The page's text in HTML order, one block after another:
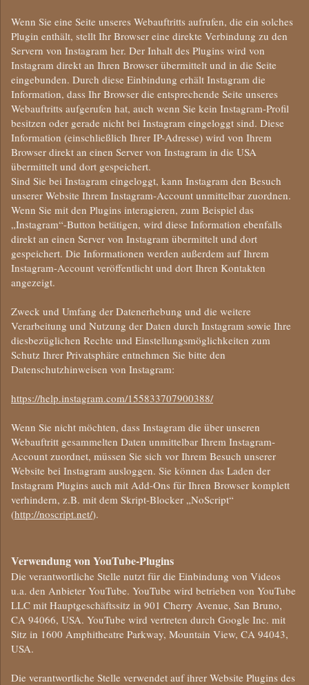
Wenn Sie eine Seite unseres Webauftritts aufrufen, die ein solches
Plugin enthält, stellt Ihr Browser eine direkte Verbindung zu den
Servern von Instagram her. Der Inhalt des Plugins wird von
Instagram direkt an Ihren Browser übermittelt und in die Seite
eingebunden. Durch diese Einbindung erhält Instagram die
Information, dass Ihr Browser die entsprechende Seite unseres
Webauftritts aufgerufen hat, auch wenn Sie kein Instagram-Profil
besitzen oder gerade nicht bei Instagram eingeloggt sind. Diese
Information (einschließlich Ihrer IP-Adresse) wird von Ihrem
Browser direkt an einen Server von Instagram in die USA
übermittelt und dort gespeichert.
Sind Sie bei Instagram eingeloggt, kann Instagram den Besuch
unserer Website Ihrem Instagram-Account unmittelbar zuordnen.
Wenn Sie mit den Plugins interagieren, zum Beispiel das
„Instagram“-Button betätigen, wird diese Information ebenfalls
direkt an einen Server von Instagram übermittelt und dort
gespeichert. Die Informationen werden außerdem auf Ihrem
Instagram-Account veröffentlicht und dort Ihren Kontakten
angezeigt.
Zweck und Umfang der Datenerhebung und die weitere
Verarbeitung und Nutzung der Daten durch Instagram sowie Ihre
diesbezüglichen Rechte und Einstellungsmöglichkeiten zum
Schutz Ihrer Privatsphäre entnehmen Sie bitte den
Datenschutzhinweisen von Instagram:
https://help.instagram.com/155833707900388/
Wenn Sie nicht möchten, dass Instagram die über unseren
Webauftritt gesammelten Daten unmittelbar Ihrem Instagram-
Account zuordnet, müssen Sie sich vor Ihrem Besuch unserer
Website bei Instagram ausloggen. Sie können das Laden der
Instagram Plugins auch mit Add-Ons für Ihren Browser komplett
verhindern, z.B. mit dem Skript-Blocker „NoScript“
(http://noscript.net/).
Verwendung von YouTube-Plugins
Die verantwortliche Stelle nutzt für die Einbindung von Videos
u.a. den Anbieter YouTube. YouTube wird betrieben von YouTube
LLC mit Hauptgeschäftssitz in 901 Cherry Avenue, San Bruno,
CA 94066, USA. YouTube wird vertreten durch Google Inc. mit
Sitz in 1600 Amphitheatre Parkway, Mountain View, CA 94043,
USA.
Die verantwortliche Stelle verwendet auf ihrer Website Plugins des